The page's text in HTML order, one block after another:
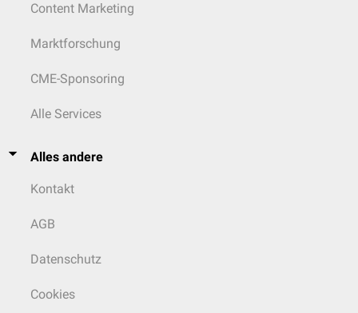
Content Marketing
Marktforschung
CME-Sponsoring
Alle Services
Alles andere
Kontakt
AGB
Datenschutz
Cookies